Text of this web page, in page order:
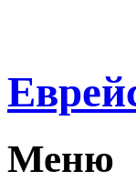
Меню